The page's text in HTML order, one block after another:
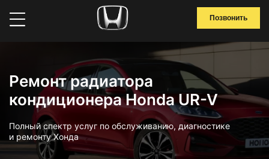
Позвонить
Ремонт радиатора
кондиционера Honda UR-V
Полный спектр услуг по обслуживанию, диагностике
и ремонту Хонда